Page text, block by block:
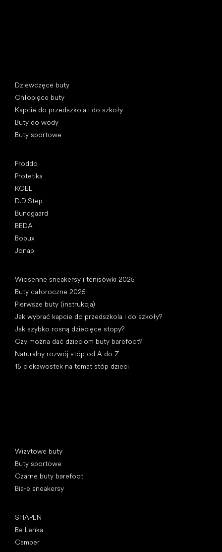
Dziewczęce buty
Chłopięce buty
Kapcie do przedszkola i do szkoły
Buty do wody
Buty sportowe
Froddo
Protetika
KOEL
D.D.Step
Bundgaard
BEDA
Bobux
Jonap
Wiosenne sneakersy i tenisówki 2025
Buty całoroczne 2025
Pierwsze buty (instrukcja)
Jak wybrać kapcie do przedszkola i do szkoły?
Jak szybko rosną dziecięce stopy?
Czy można dać dzieciom buty barefoot?
Naturalny rozwój stóp od A do Z
15 ciekawostek na temat stóp dzieci
Wizytowe buty
Buty sportowe
Czarne buty barefoot
Białe sneakersy
SHAPEN
Be Lenka
Camper